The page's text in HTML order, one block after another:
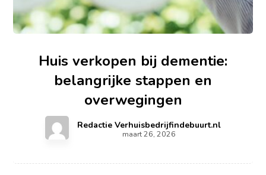
Huis verkopen bij dementie:
belangrijke stappen en
overwegingen
Redactie Verhuisbedrijfindebuurt.nl
maart 26, 2026